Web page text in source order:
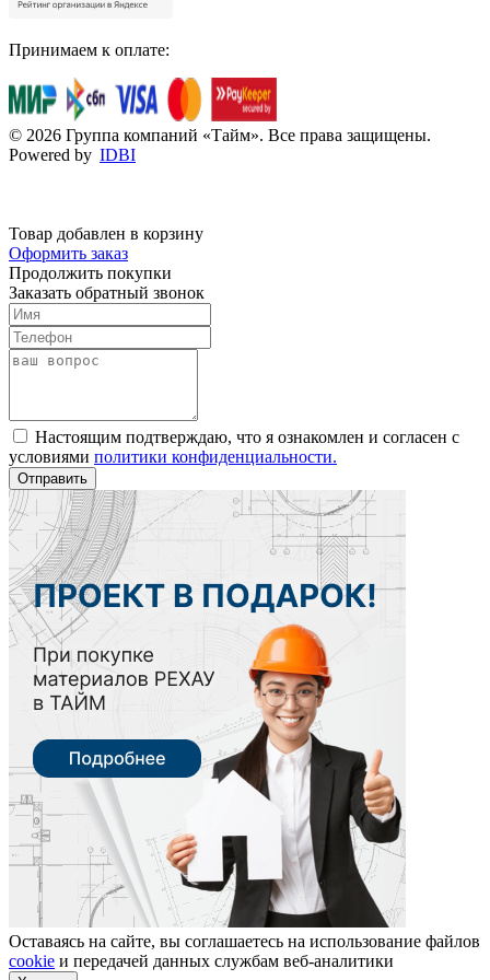
Принимаем к оплате:
© 2026 Группа компаний «Тайм». Все права защищены.
Powered by IDBI
Товар добавлен в корзину
Оформить заказ
Продолжить покупки
Заказать обратный звонок
Настоящим подтверждаю, что я ознакомлен и согласен с
условиями политики конфиденциальности.
Отправить
Оставаясь на сайте, вы соглашаетесь на использование файлов
cookie и передачей данных службам веб-аналитики